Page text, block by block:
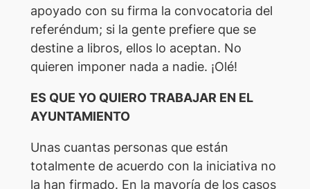
apoyado con su firma la convocatoria del
referéndum; si la gente prefiere que se
destine a libros, ellos lo aceptan. No
quieren imponer nada a nadie. ¡Olé!
ES QUE YO QUIERO TRABAJAR EN EL
AYUNTAMIENTO
Unas cuantas personas que están
totalmente de acuerdo con la iniciativa no
la han firmado. En la mayoría de los casos